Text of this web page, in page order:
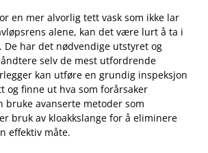
en mer alvorlig tett vask som ikke lar
alene, kan det ​være lurt å ta ⁢i
De har det nødvendige utstyret og
‍selv de mest utfordrende
kan utføre en⁤ grundig⁢ inspeksjon
og finne ‍ut hva ‌som forårsaker
bruke avanserte metoder som
bruk av kloakkslange ‌for å eliminere
effektiv måte.